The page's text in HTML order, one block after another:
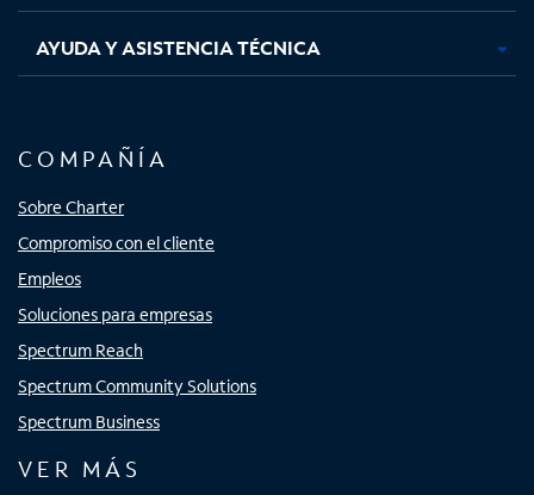
AYUDA Y ASISTENCIA TÉCNICA
COMPAÑÍA
Sobre Charter
Compromiso con el cliente
Empleos
Soluciones para empresas
Spectrum Reach
Spectrum Community Solutions
Spectrum Business
VER MÁS